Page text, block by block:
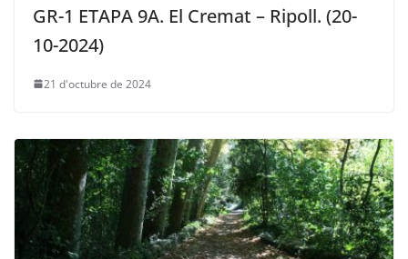
GR-1 ETAPA 9A. El Cremat – Ripoll. (20-
10-2024)
21 d'octubre de 2024